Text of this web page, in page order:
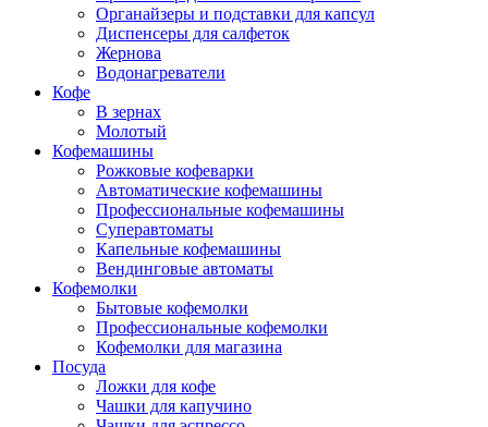
Органайзеры и подставки для капсул
Диспенсеры для салфеток
Жернова
Водонагреватели
Кофе
В зернах
Молотый
Кофемашины
Рожковые кофеварки
Автоматические кофемашины
Профессиональные кофемашины
Суперавтоматы
Капельные кофемашины
Вендинговые автоматы
Кофемолки
Бытовые кофемолки
Профессиональные кофемолки
Кофемолки для магазина
Посуда
Ложки для кофе
Чашки для капучино